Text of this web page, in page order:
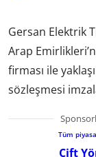
Gersan Elektrik
Arap
firması ile
sözleşmesi
Tüm
Çift